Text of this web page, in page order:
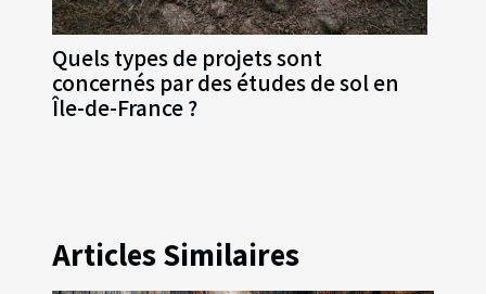
Quels types de projets sont
concernés par des études de sol en
Île-de-France ?
Articles Similaires